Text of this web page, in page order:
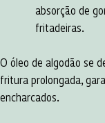
absorção de
fritadeiras.
O óleo de algodão se
fritura prolongada,
encharcados.